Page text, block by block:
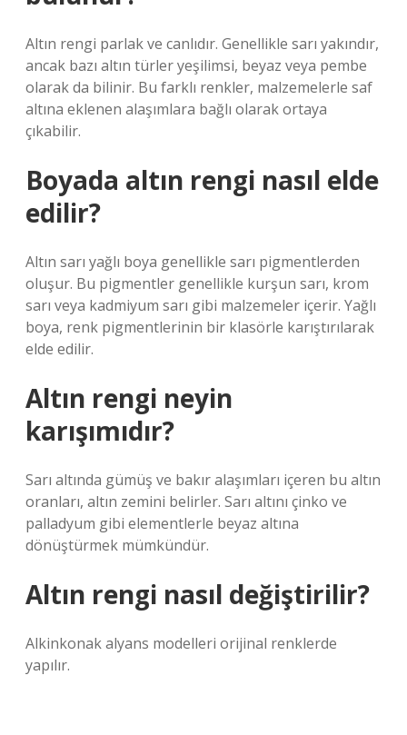
Altın rengi parlak ve canlıdır. Genellikle sarı yakındır,
ancak bazı altın türler yeşilimsi, beyaz veya pembe
olarak da bilinir. Bu farklı renkler, malzemelerle saf
altına eklenen alaşımlara bağlı olarak ortaya
çıkabilir.
Boyada altın rengi nasıl elde
edilir?
Altın sarı yağlı boya genellikle sarı pigmentlerden
oluşur. Bu pigmentler genellikle kurşun sarı, krom
sarı veya kadmiyum sarı gibi malzemeler içerir. Yağlı
boya, renk pigmentlerinin bir klasörle karıştırılarak
elde edilir.
Altın rengi neyin
karışımıdır?
Sarı altında gümüş ve bakır alaşımları içeren bu altın
oranları, altın zemini belirler. Sarı altını çinko ve
palladyum gibi elementlerle beyaz altına
dönüştürmek mümkündür.
Altın rengi nasıl değiştirilir?
Alkinkonak alyans modelleri orijinal renklerde
yapılır.